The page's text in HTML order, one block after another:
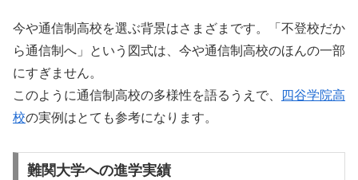
今や通信制高校を選ぶ背景はさまざまです。「不登校だか
ら通信制へ」という図式は、今や通信制高校のほんの一部
にすぎません。
このように通信制高校の多様性を語るうえで、
四谷学院高
校の実例はとても参考になります。
難関大学への進学実績